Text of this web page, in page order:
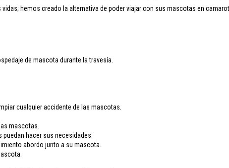
hemos creado la alternativa de poder viajar con sus mascotas en
de mascota durante la travesía.
cualquier accidente de las mascotas.
mascotas.
hacer sus necesidades.
abordo junto a su mascota.